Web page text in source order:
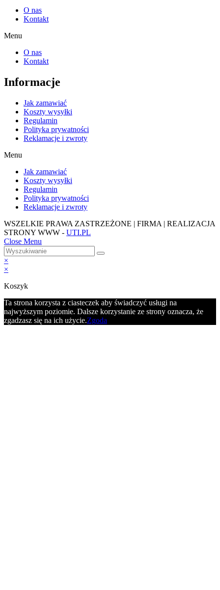
O nas
Kontakt
Menu
O nas
Kontakt
Informacje
Jak zamawiać
Koszty wysyłki
Regulamin
Polityka prywatności
Reklamacje i zwroty
Menu
Jak zamawiać
Koszty wysyłki
Regulamin
Polityka prywatności
Reklamacje i zwroty
WSZELKIE PRAWA ZASTRZEŻONE | FIRMA | REALIZACJA
STRONY WWW - UTI.PL
Close Menu
×
×
Koszyk
Ta strona korzysta z ciasteczek aby świadczyć usługi na
najwyższym poziomie. Dalsze korzystanie ze strony oznacza, że
zgadzasz się na ich użycie.Zgoda